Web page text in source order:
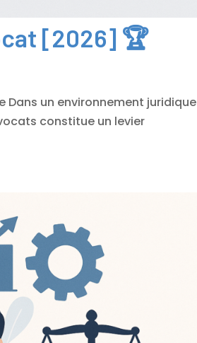
[2026] 🏆
Dans un environnement juridique
constitue un levier